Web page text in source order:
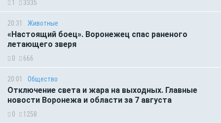
1 3335
20:31 Животные
«Настоящий боец». Воронежец спас раненого
летающего зверя
0 666
20:01 Общество
Отключение света и жара на выходных. Главные
новости Воронежа и области за 7 августа
0 1258